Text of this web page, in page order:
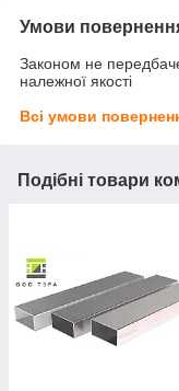
Умови
Законом не
належної якості
Всі умови
Подібні товари